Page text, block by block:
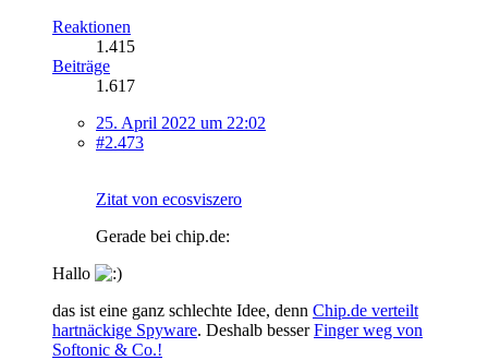
Reaktionen
1.415
Beiträge
1.617
25. April 2022 um 22:02
#2.473
Zitat von ecosviszero
Gerade bei chip.de:
Hallo
das ist eine ganz schlechte Idee, denn Chip.de verteilt
hartnäckige Spyware. Deshalb besserFinger weg von
Softonic & Co.!